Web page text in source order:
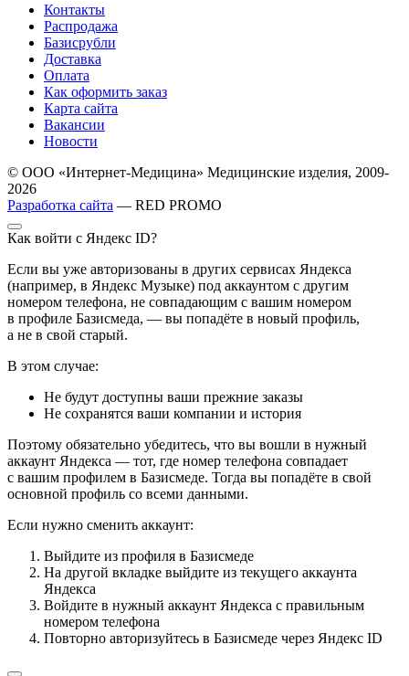
Контакты
Распродажа
Базисрубли
Доставка
Оплата
Как оформить заказ
Карта сайта
Вакансии
Новости
© ООО «Интернет-Медицина» Медицинские изделия, 2009-
2026
Разработка сайта — RED PROMO
Как войти с Яндекс ID?
Если вы уже авторизованы в других сервисах Яндекса
(например, в Яндекс Музыке) под аккаунтом с другим
номером телефона, не совпадающим с вашим номером
в профиле Базисмеда, — вы попадёте в новый профиль,
а не в свой старый.
В этом случае:
Не будут доступны ваши прежние заказы
Не сохранятся ваши компании и история
Поэтому обязательно убедитесь, что вы вошли в нужный
аккаунт Яндекса — тот, где номер телефона совпадает
с вашим профилем в Базисмеде. Тогда вы попадёте в свой
основной профиль со всеми данными.
Если нужно сменить аккаунт:
Выйдите из профиля в Базисмеде
На другой вкладке выйдите из текущего аккаунта
Яндекса
Войдите в нужный аккаунт Яндекса с правильным
номером телефона
Повторно авторизуйтесь в Базисмеде через Яндекс ID